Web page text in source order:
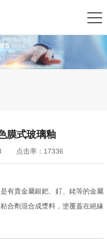
膜式玻璃釉
点击率：17336
有貴金屬銀鈀、釕、銠等的金屬
合劑混合成漿料，塗覆蓋在絕緣